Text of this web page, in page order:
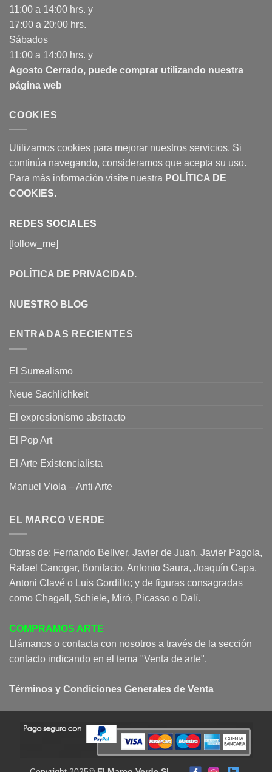
11:00 a 14:00 hrs. y
17:00 a 20:00 hrs.
Sábados
11:00 a 14:00 hrs. y
Agosto Cerrado, puede comprar utilizando nuestra
página web
COOKIES
Utilizamos cookies para mejorar nuestros servicios. Si
continúa navegando, consideramos que acepta su uso.
Para más información visite nuestra POLÍTICA DE
COOKIES.
REDES SOCIALES
[follow_me]
POLÍTICA DE PRIVACIDAD.
NUESTRO BLOG
ENTRADAS RECIENTES
El Surrealismo
Neue Sachlichkeit
El expresionismo abstracto
El Pop Art
El Arte Existencialista
Manuel Viola – Anti Arte
EL MARCO VERDE
Obras de: Fernando Bellver, Javier de Juan, Javier Pagola,
Rafael Canogar, Bonifacio, Antonio Saura, Joaquín Capa,
Antoni Clavé o Luis Gordillo; y de figuras consagradas
como Chagall, Schiele, Miró, Picasso o Dalí.
COMPRAMOS ARTE
Llámanos o contacta con nosotros a través de la sección
contacto indicando en el tema "Venta de arte".
Términos y Condiciones Generales de Venta